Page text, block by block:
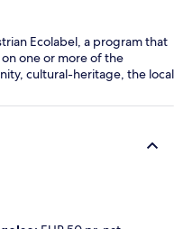
Ecolabel, a program that
one or more of the
cultural-heritage, the local